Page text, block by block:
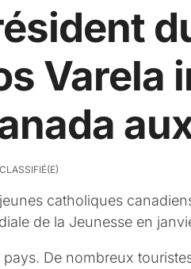
Varela
catholiques
de la Jeunesse en
pays. De nombreux